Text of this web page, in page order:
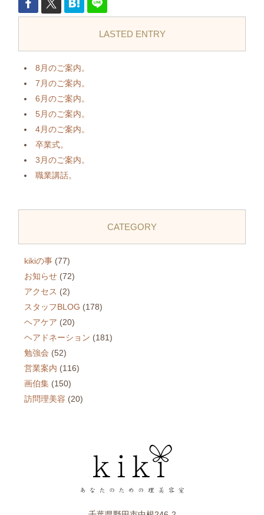
LASTED ENTRY
8月のご案内。
7月のご案内。
6月のご案内。
5月のご案内。
4月のご案内。
卒業式。
3月のご案内。
職業講話。
CATEGORY
kikiの事 (77)
お知らせ (72)
アクセス (2)
スタッフBLOG (178)
ヘアケア (20)
ヘアドネーション (181)
勉強会 (52)
営業案内 (116)
画伯集 (150)
訪問理美容 (20)